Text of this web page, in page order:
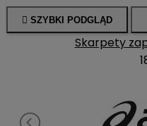
 SZYBKI PODGLĄD
Skarpety